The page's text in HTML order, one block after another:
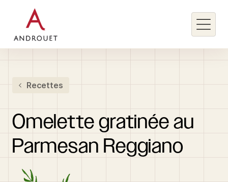
Rechercher un mot clé
Recettes
Omelette gratinée au
Parmesan Reggiano